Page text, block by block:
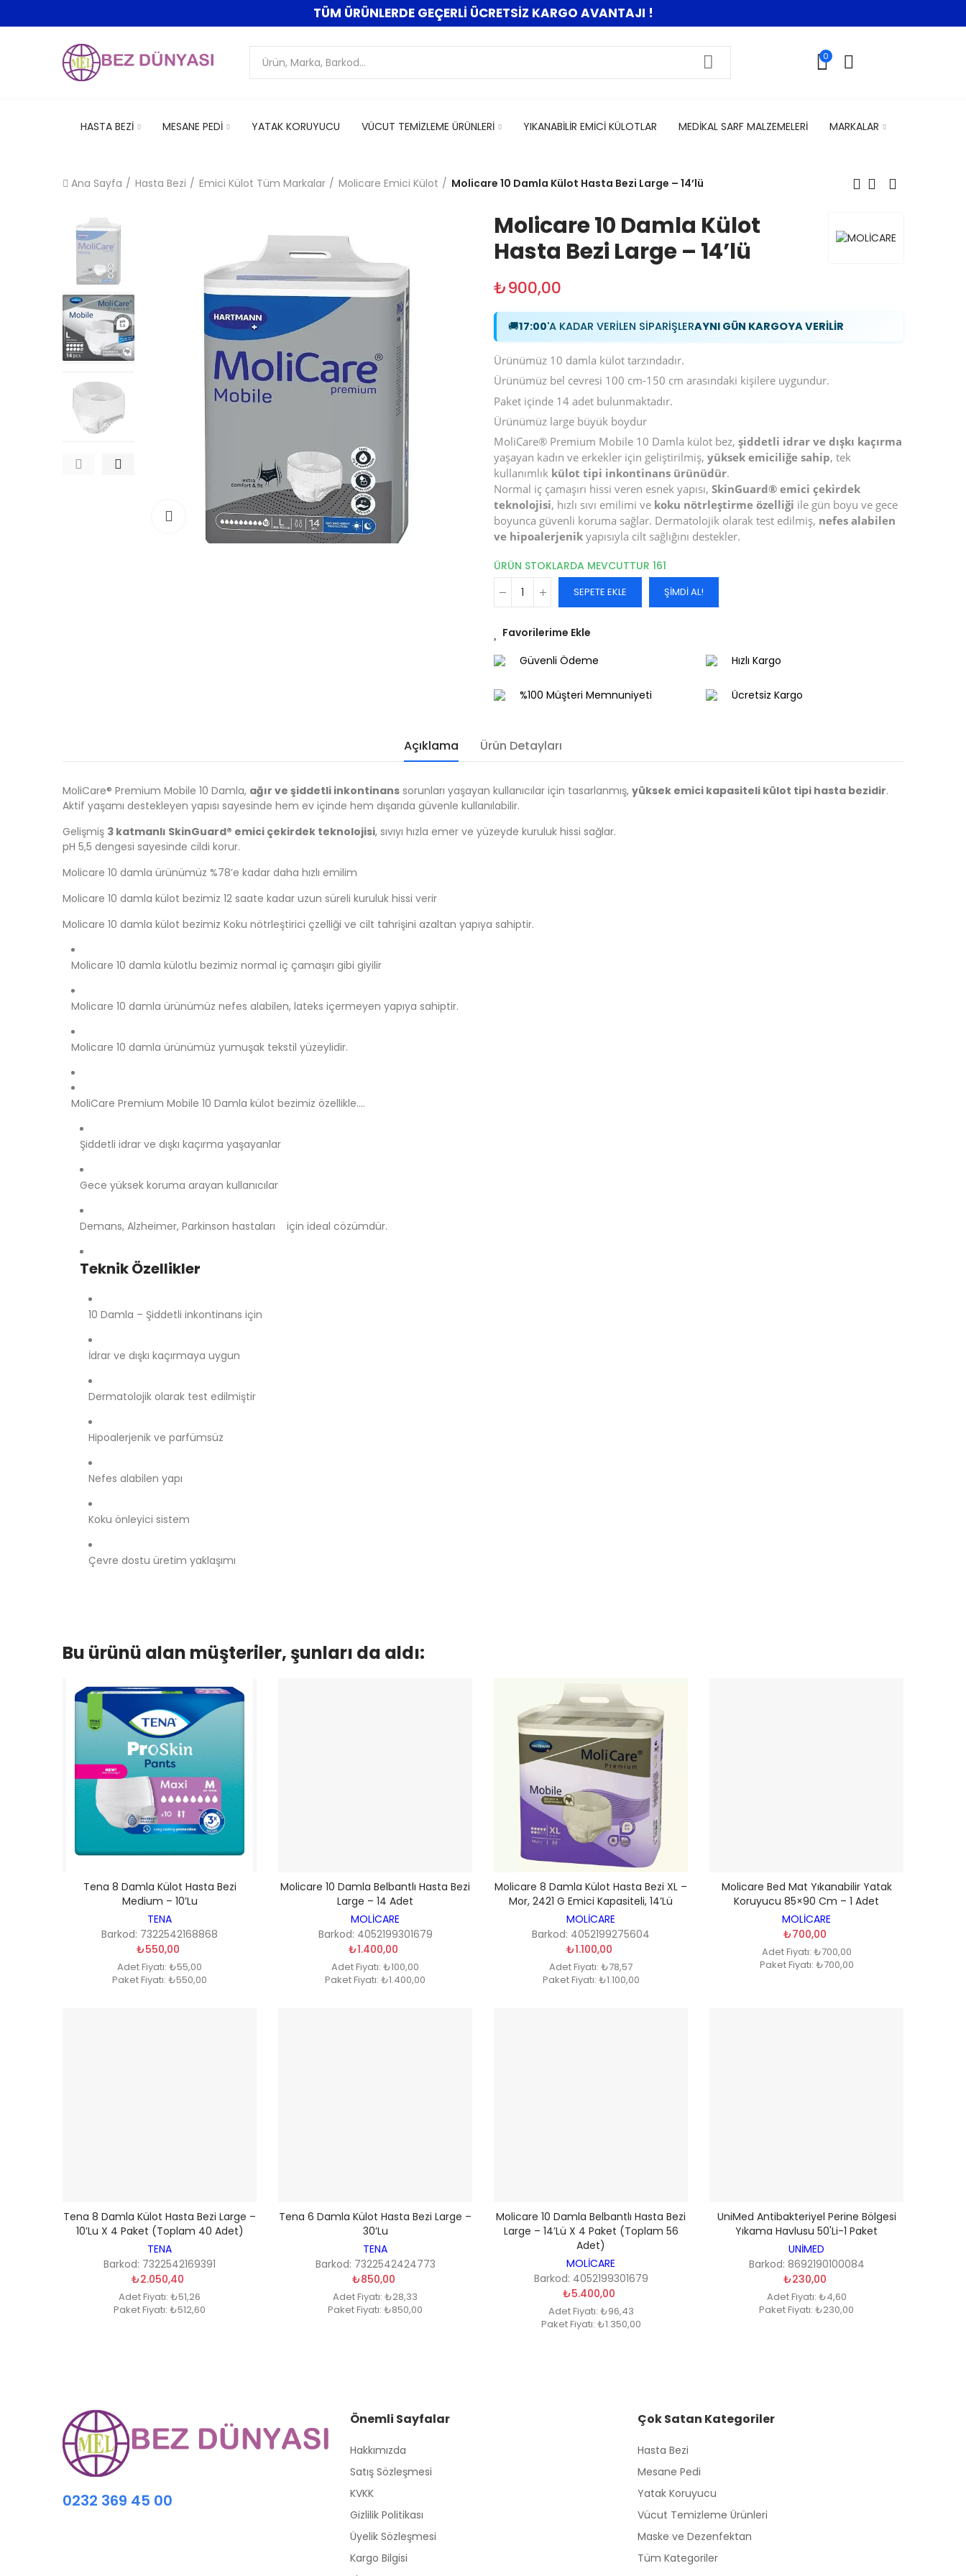
TÜM ÜRÜNLERDE GEÇERLİ ÜCRETSİZ KARGO AVANTAJI !
0
HASTA BEZİ MESANE PEDİ YATAK KORUYUCU VÜCUT TEMİZLEME ÜRÜNLERİ YIKANABİLİR EMİCİ KÜLOTLAR MEDİKAL SARF MALZEMELERİ MARKALAR
Ana Sayfa Hasta Bezi Emici Külot Tüm Markalar Molicare Emici Külot Molicare 10 Damla Külot Hasta Bezi Large – 14’lü
Molicare 10 Damla Külot
Hasta Bezi Large – 14’lü
₺900,00
🚚17:00'A KADAR VERİLEN SİPARİŞLERAYNI GÜN KARGOYA VERİLİR
Ürünümüz 10 damla külot tarzındadır.
Ürünümüz bel cevresi 100 cm-150 cm arasındaki kişilere uygundur.
Paket içinde 14 adet bulunmaktadır.
Ürünümüz large büyük boydur
MoliCare® Premium Mobile 10 Damla külot bez, şiddetli idrar ve dışkı kaçırma
yaşayan kadın ve erkekler için geliştirilmiş, yüksek emiciliğe sahip, tek
kullanımlık külot tipi inkontinans ürünüdür.
Normal iç çamaşırı hissi veren esnek yapısı, SkinGuard® emici çekirdek
teknolojisi, hızlı sıvı emilimi ve koku nötrleştirme özelliği ile gün boyu ve gece
boyunca güvenli koruma sağlar. Dermatolojik olarak test edilmiş, nefes alabilen
ve hipoalerjenik yapısıyla cilt sağlığını destekler.
ÜRÜN STOKLARDA MEVCUTTUR 161
SEPETE EKLE ŞIMDI AL!
Favorilerime Ekle
Güvenli Ödeme
Hızlı Kargo
%100 Müşteri Memnuniyeti Ücretsiz Kargo
Açıklama Ürün Detayları
MoliCare® Premium Mobile 10 Damla, ağır ve şiddetli inkontinans sorunları yaşayan kullanıcılar için tasarlanmış, yüksek emici kapasiteli külot tipi hasta bezidir.
Aktif yaşamı destekleyen yapısı sayesinde hem ev içinde hem dışarıda güvenle kullanılabilir.
Gelişmiş 3 katmanlı SkinGuard® emici çekirdek teknolojisi, sıvıyı hızla emer ve yüzeyde kuruluk hissi sağlar.
pH 5,5 dengesi sayesinde cildi korur.
Molicare 10 damla ürünümüz %78’e kadar daha hızlı emilim
Molicare 10 damla külot bezimiz 12 saate kadar uzun süreli kuruluk hissi verir
Molicare 10 damla külot bezimiz Koku nötrleştirici çzelliği ve cilt tahrişini azaltan yapıya sahiptir.
Molicare 10 damla külotlu bezimiz normal iç çamaşırı gibi giyilir
Molicare 10 damla ürünümüz nefes alabilen, lateks içermeyen yapıya sahiptir.
Molicare 10 damla ürünümüz yumuşak tekstil yüzeylidir.
MoliCare Premium Mobile 10 Damla külot bezimiz özellikle....
Şiddetli idrar ve dışkı kaçırma yaşayanlar
Gece yüksek koruma arayan kullanıcılar
Demans, Alzheimer, Parkinson hastaları için ideal cözümdür.
Teknik Özellikler
10 Damla – Şiddetli inkontinans için
İdrar ve dışkı kaçırmaya uygun
Dermatolojik olarak test edilmiştir
Hipoalerjenik ve parfümsüz
Nefes alabilen yapı
Koku önleyici sistem
Çevre dostu üretim yaklaşımı
Bu ürünü alan müşteriler, şunları da aldı:
Tena 8 Damla Külot Hasta Bezi
Medium – 10’lu
TENA
Barkod: 7322542168868
₺550,00
Adet Fiyatı: ₺55,00
Paket Fiyatı: ₺550,00
Molicare 10 Damla Belbantlı Hasta Bezi
Large – 14 Adet
MOLİCARE
Barkod: 4052199301679
₺1.400,00
Adet Fiyatı: ₺100,00
Paket Fiyatı: ₺1.400,00
Molicare 8 Damla Külot Hasta Bezi XL –
Mor, 2421 G Emici Kapasiteli, 14’lü
MOLİCARE
Barkod: 4052199275604
₺1.100,00
Adet Fiyatı: ₺78,57
Paket Fiyatı: ₺1.100,00
Molicare Bed Mat Yıkanabilir Yatak
Koruyucu 85×90 Cm – 1 Adet
MOLİCARE
₺700,00
Adet Fiyatı: ₺700,00
Paket Fiyatı: ₺700,00
Tena 8 Damla Külot Hasta Bezi Large –
10’lu X 4 Paket (Toplam 40 Adet)
TENA
Barkod: 7322542169391
₺2.050,40
Adet Fiyatı: ₺51,26
Paket Fiyatı: ₺512,60
Tena 6 Damla Külot Hasta Bezi Large –
30’lu
TENA
Barkod: 7322542424773
₺850,00
Adet Fiyatı: ₺28,33
Paket Fiyatı: ₺850,00
Molicare 10 Damla Belbantlı Hasta Bezi
Large – 14’lü X 4 Paket (Toplam 56
Adet)
MOLİCARE
Barkod: 4052199301679
₺5.400,00
Adet Fiyatı: ₺96,43
Paket Fiyatı: ₺1.350,00
UniMed Antibakteriyel Perine Bölgesi
Yıkama Havlusu 50'li-1 Paket
UNİMED
Barkod: 8692190100084
₺230,00
Adet Fiyatı: ₺4,60
Paket Fiyatı: ₺230,00
0232 369 45 00
Önemli Sayfalar
Hakkımızda
Satış Sözleşmesi
KVKK
Gizlilik Politikası
Üyelik Sözleşmesi
Kargo Bilgisi
Çok Satan Kategoriler
Hasta Bezi
Mesane Pedi
Yatak Koruyucu
Vücut Temizleme Ürünleri
Maske ve Dezenfektan
Tüm Kategoriler